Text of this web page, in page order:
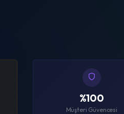
%100
Müşteri Güvencesi